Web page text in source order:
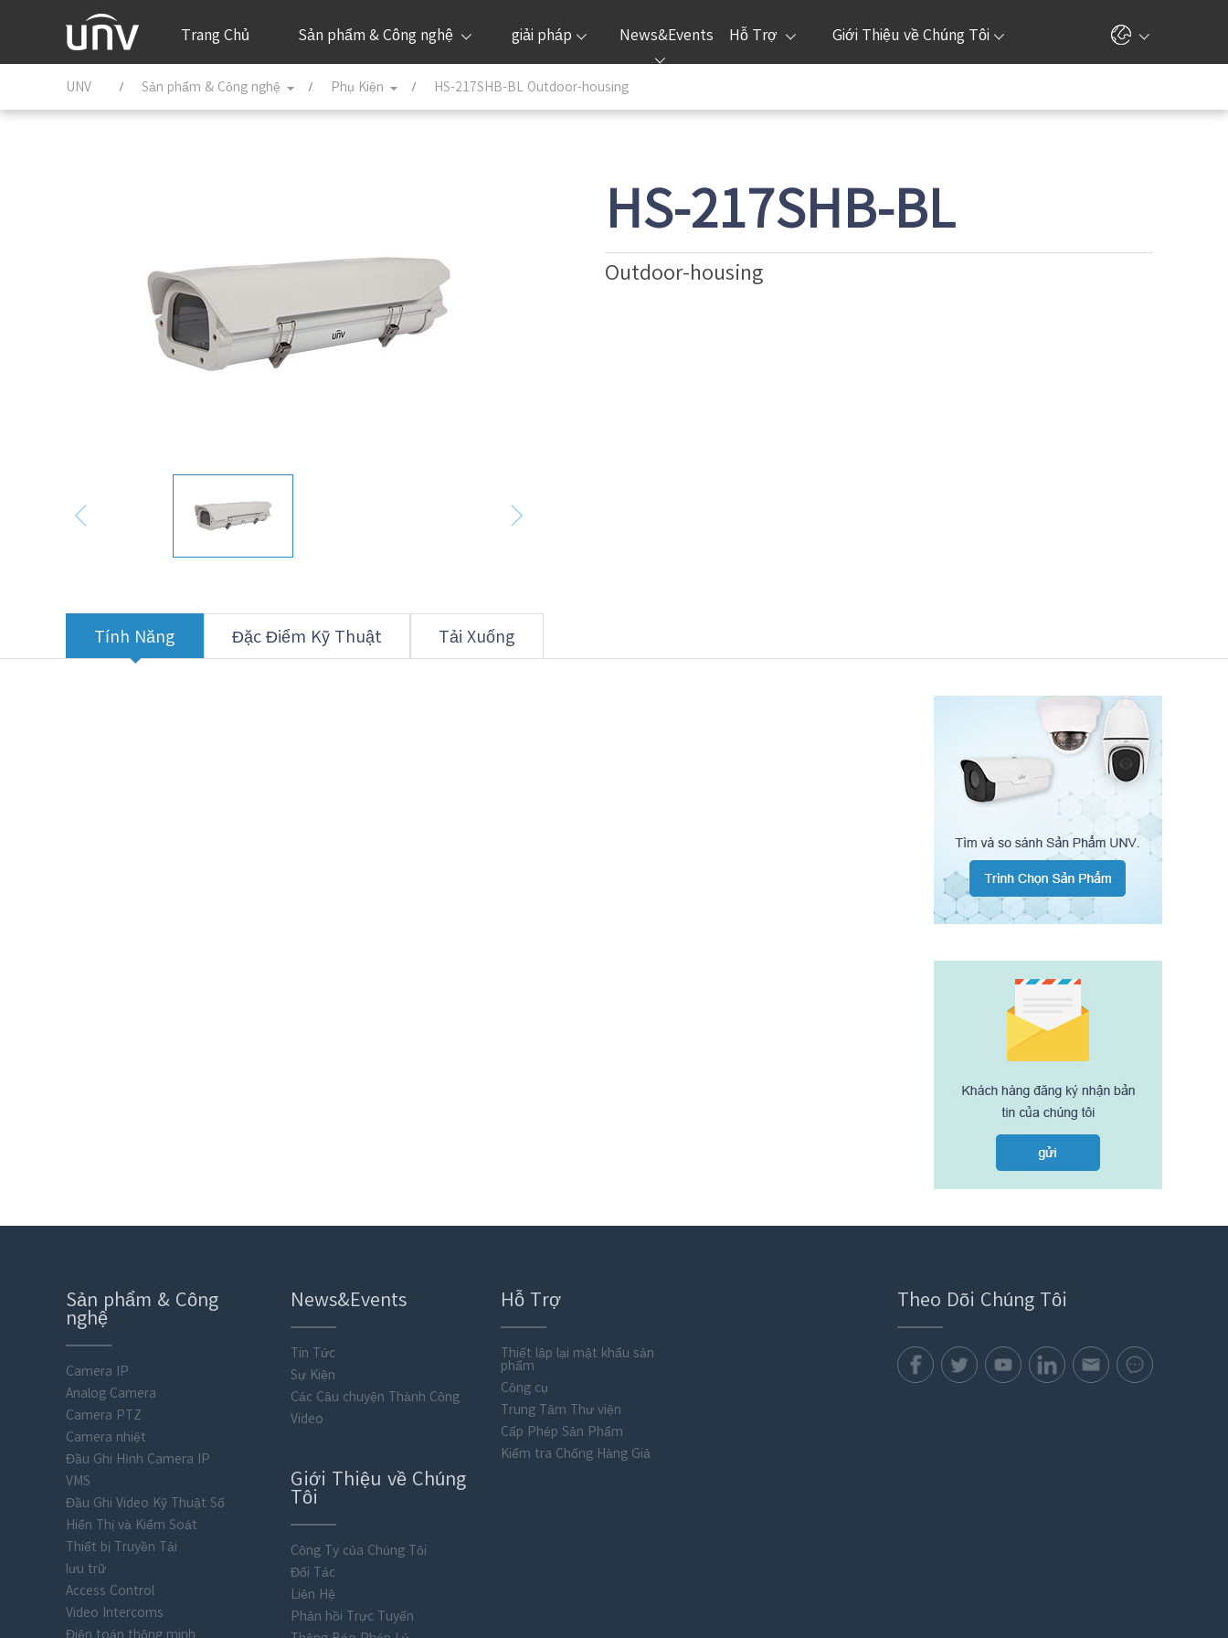
Trang Chủ Sản phẩm & Công nghệ giải pháp News&Events Hỗ Trợ Giới Thiệu về Chúng Tôi
UNV Sản phẩm & Công nghệ Phụ Kiện HS-217SHB-BL Outdoor-housing
HS-217SHB-BL
Outdoor-housing
Tính Năng Đặc Điểm Kỹ Thuật Tải Xuống
Sản phẩm & Công
nghệ
Camera IP
Analog Camera
Camera PTZ
Camera nhiệt
Đầu Ghi Hình Camera IP
VMS
Đầu Ghi Video Kỹ Thuật Số
Hiển Thị và Kiểm Soát
Thiết bị Truyền Tải
lưu trữ
Access Control
Video Intercoms
Điện toán thông minh
News&Events
Tin Tức
Sự Kiện
Các Câu chuyện Thành Công
Video
Hỗ Trợ
Thiết lập lại mật khẩu sản
phẩm
Công cụ
Trung Tâm Thư viện
Cấp Phép Sản Phẩm
Kiểm tra Chống Hàng Giả
Giới Thiệu về Chúng
Tôi
Công Ty của Chúng Tôi
Đối Tác
Liên Hệ
Phản hồi Trực Tuyến
Theo Dõi Chúng Tôi